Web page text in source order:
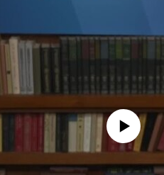
No media source